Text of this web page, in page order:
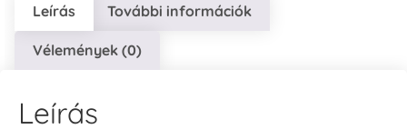
Leírás További információk
Vélemények (0)
Leírás